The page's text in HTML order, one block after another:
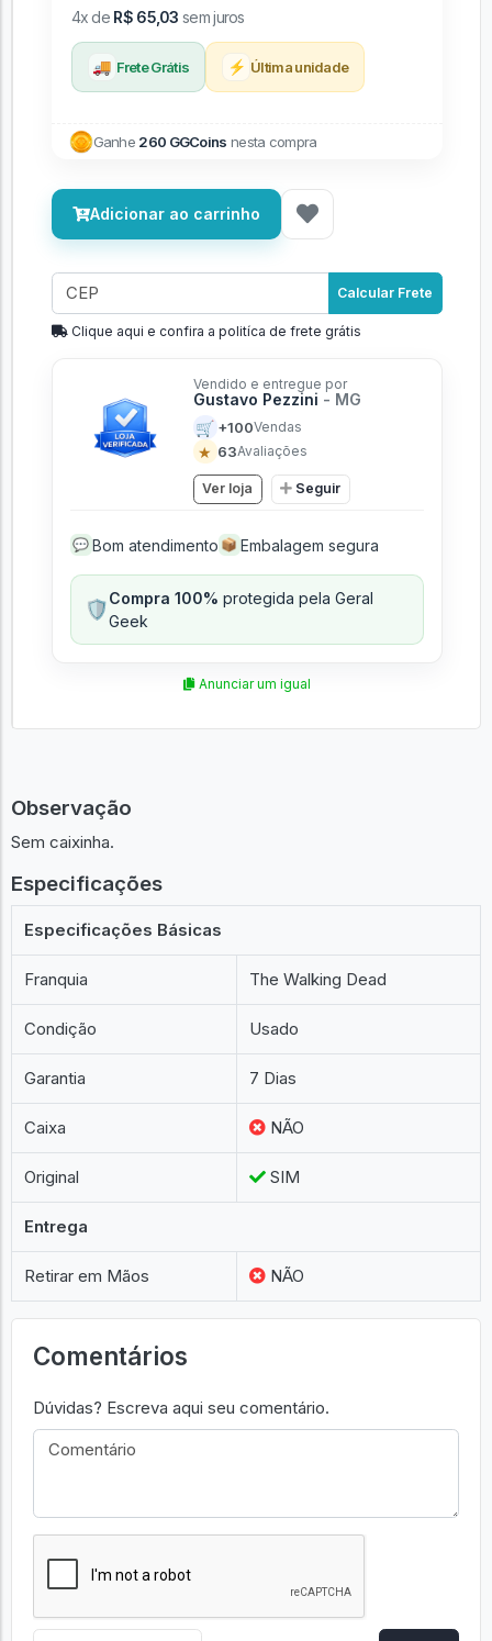
4x de R$ 65,03 sem juros
🚚 Frete Grátis ⚡ Última unidade
Ganhe 260 GGCoins nesta compra
Adicionar ao carrinho
Calcular Frete
Clique aqui e confira a politíca de frete grátis
Vendido e entregue por
Gustavo Pezzini - MG
🛒 +100Vendas
★ 63Avaliações
Ver loja Seguir
💬 Bom atendimento 📦 Embalagem segura
🛡️Compra 100% protegida pela Geral
Geek
Anunciar um igual
Observação
Sem caixinha.
Especificações
Especificações Básicas
Franquia The Walking Dead
Condição Usado
Garantia 7 Dias
Caixa NÃO
Original SIM
Entrega
Retirar em Mãos NÃO
Comentários
Dúvidas? Escreva aqui seu comentário.